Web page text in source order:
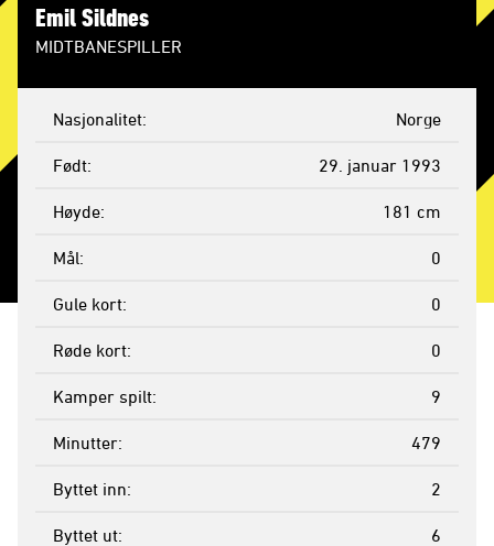
Emil Sildnes
MIDTBANESPILLER
Nasjonalitet Norge
Født 29. januar 1993
Høyde 181 cm
Mål 0
Gule kort 0
Røde kort 0
Kamper spilt 9
Minutter 479
Byttet inn 2
Byttet ut 6